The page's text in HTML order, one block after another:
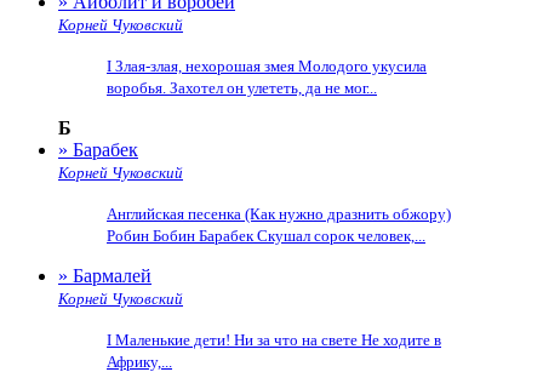
Корней Чуковский
I Злая-злая, нехорошая змея Молодого укусила
воробья. Захотел он улететь, да не мог...
Б
» Барабек
Корней Чуковский
Английская песенка (Как нужно дразнить обжору)
Робин Бобин Барабек Скушал сорок человек,...
» Бармалей
Корней Чуковский
I Маленькие дети! Ни за что на свете Не ходите в
Африку,...